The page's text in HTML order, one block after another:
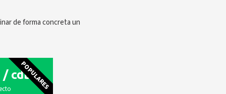
de forma concreta un
/ cdbPOPULARES